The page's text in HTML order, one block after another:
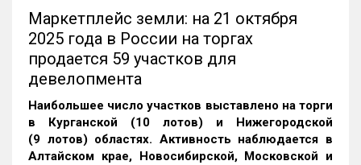
Маркетплейс земли: на 21 октября
2025 года в России на торгах
продается 59 участков для
девелопмента
Наибольшее число участков выставлено на торги
в Курганской (10 лотов) и Нижегородской
(9 лотов) областях. Активность наблюдается в
Алтайском крае, Новосибирской, Московской и